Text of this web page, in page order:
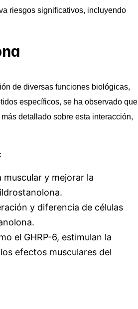
riesgos significativos, incluyendo
de diversas funciones biológicas,
específicos, se ha observado que
detallado sobre esta interacción,
muscular y mejorar la
y diferencia de células
el GHRP-6, estimulan la
efectos musculares del